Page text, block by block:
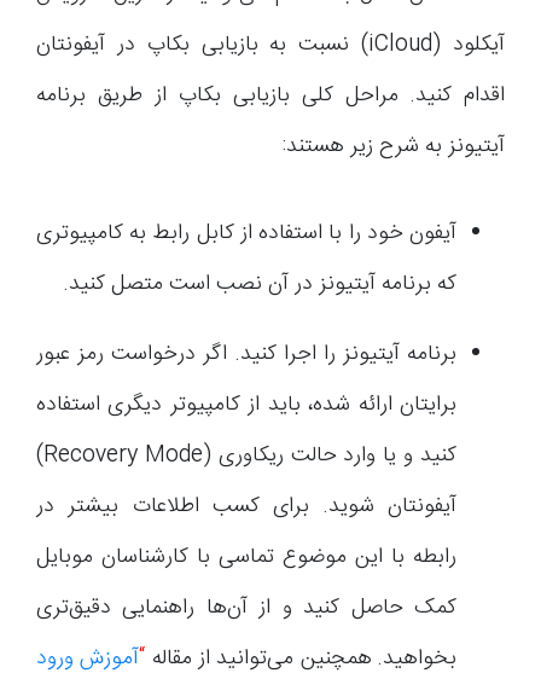
آیکلود (iCloud) نسبت به بازیابی بکاپ در آیفونتان
اقدام کنید. مراحل کلی بازیابی بکاپ از طریق برنامه
آیتیونز به شرح زیر هستند:
آیفون خود را با استفاده از کابل رابط به کامپیوتری
که برنامه آیتیونز در آن نصب است متصل کنید.
برنامه آیتیونز را اجرا کنید. اگر درخواست رمز عبور
برایتان ارائه شده، باید از کامپیوتر دیگری استفاده
کنید و یا وارد حالت ریکاوری (Recovery Mode)
آیفونتان شوید. برای کسب اطلاعات بیشتر در
رابطه با این موضوع تماسی با کارشناسان موبایل
کمک حاصل کنید و از آن‌ها راهنمایی دقیق‌تری
بخواهید. همچنین می‌توانید از مقاله “آموزش ورود